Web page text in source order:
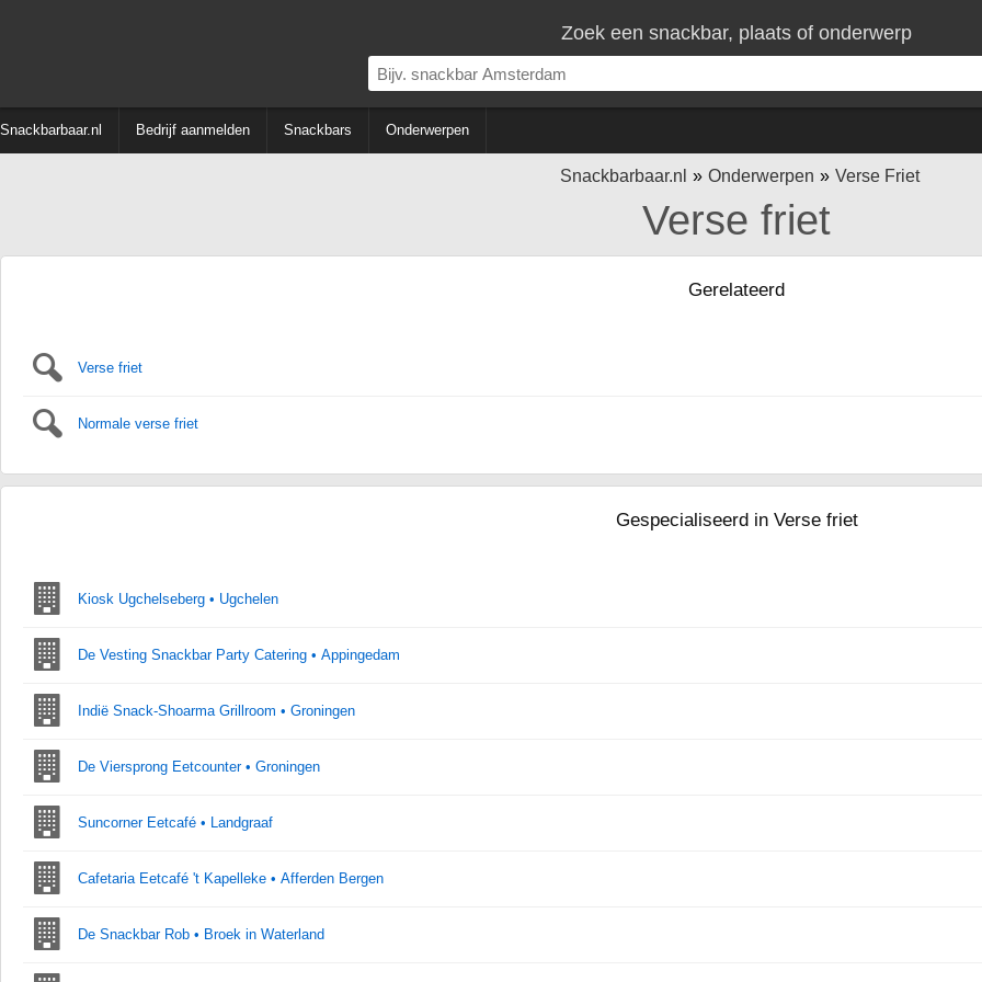
Zoek een snackbar, plaats of onderwerp
Snackbarbaar.nl Bedrijf aanmelden Snackbars Onderwerpen
Snackbarbaar.nl Onderwerpen Verse Friet
Verse friet
Gerelateerd
Verse friet
Normale verse friet
Gespecialiseerd in Verse friet
Kiosk Ugchelseberg • Ugchelen
De Vesting Snackbar Party Catering • Appingedam
Indië Snack-Shoarma Grillroom • Groningen
De Viersprong Eetcounter • Groningen
Suncorner Eetcafé • Landgraaf
Cafetaria Eetcafé 't Kapelleke • Afferden Bergen
De Snackbar Rob • Broek in Waterland